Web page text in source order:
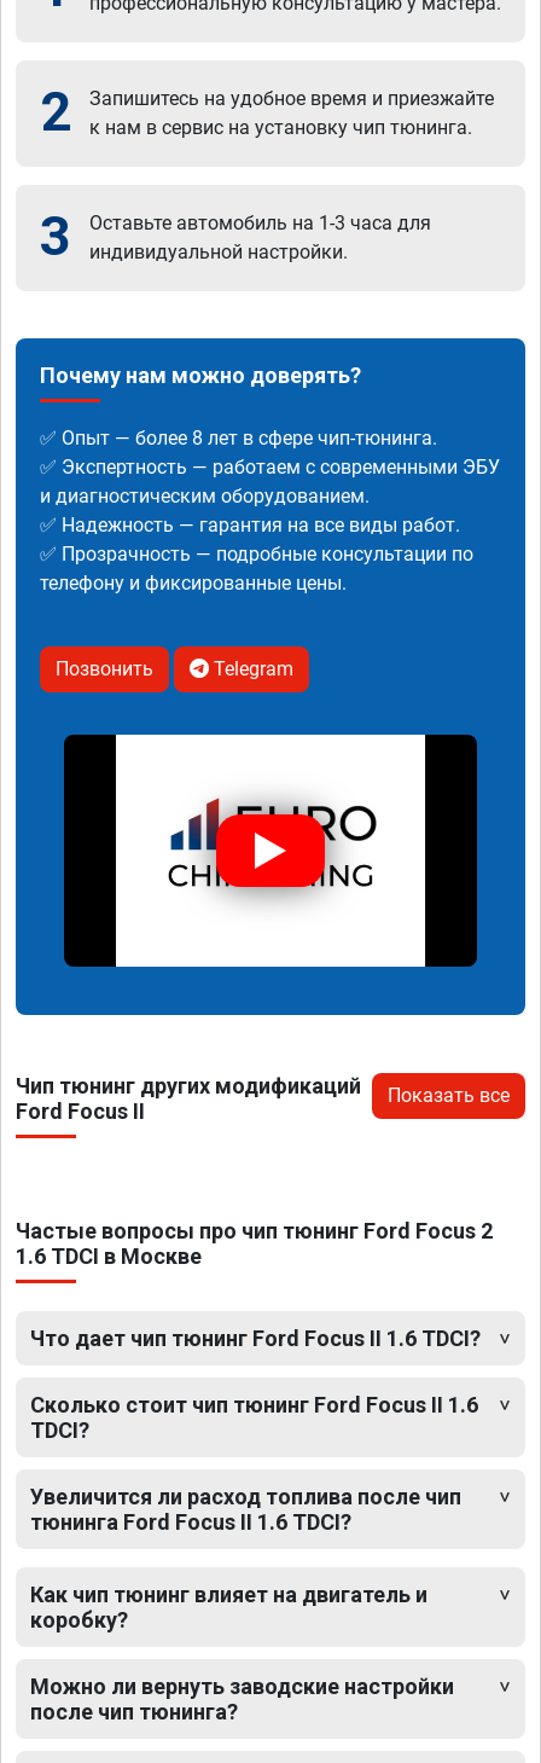
2
Запишитесь на удобное время и приезжайте
к нам в сервис на установку чип тюнинга.
3
Оставьте автомобиль на 1-3 часа для
индивидуальной настройки.
Почему нам можно доверять?
✅ Опыт — более 8 лет в сфере чип-тюнинга.
✅ Экспертность — работаем с современными ЭБУ
и диагностическим оборудованием.
✅ Надежность — гарантия на все виды работ.
✅ Прозрачность — подробные консультации по
телефону и фиксированные цены.
Позвонить Telegram
Чип тюнинг других модификаций
Ford Focus II
Показать все
Частые вопросы про чип тюнинг Ford Focus 2
1.6 TDCI в Москве
Что дает чип тюнинг Ford Focus II 1.6 TDCI?
Сколько стоит чип тюнинг Ford Focus II 1.6
TDCI?
Увеличится ли расход топлива после чип
тюнинга Ford Focus II 1.6 TDCI?
Как чип тюнинг влияет на двигатель и
коробку?
Можно ли вернуть заводские настройки
после чип тюнинга?